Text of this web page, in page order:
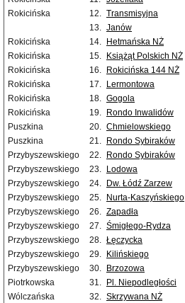
Rokicińska
12. Transmisyjna
13. Janów
Rokicińska
14. Hetmańska NŻ
Rokicińska
15. Książąt Polskich NŻ
Rokicińska
16. Rokicińska 144 NŻ
Rokicińska
17. Lermontowa
Rokicińska
18. Gogola
Rokicińska
19. Rondo Inwalidów
Puszkina
20. Chmielowskiego
Puszkina
21. Rondo Sybiraków
Przybyszewskiego
22. Rondo Sybiraków
Przybyszewskiego
23. Lodowa
Przybyszewskiego
24. Dw. Łódź Zarzew
Przybyszewskiego
25. Nurta-Kaszyńskiego
Przybyszewskiego
26. Zapadła
Przybyszewskiego
27. Śmigłego-Rydza
Przybyszewskiego
28. Łęczycka
Przybyszewskiego
29. Kilińskiego
Przybyszewskiego
30. Brzozowa
Piotrkowska
31. Pl. Niepodległości
Wólczańska
32. Skrzywana NŻ